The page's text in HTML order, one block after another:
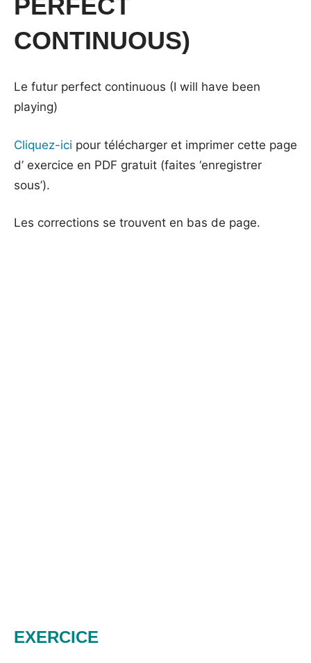
PERFECT
CONTINUOUS)
Le futur perfect continuous (I will have been
playing)
Cliquez-ici pour télécharger et imprimer cette page
d’ exercice en PDF gratuit (faites ‘enregistrer
sous’).
Les corrections se trouvent en bas de page.
EXERCICE